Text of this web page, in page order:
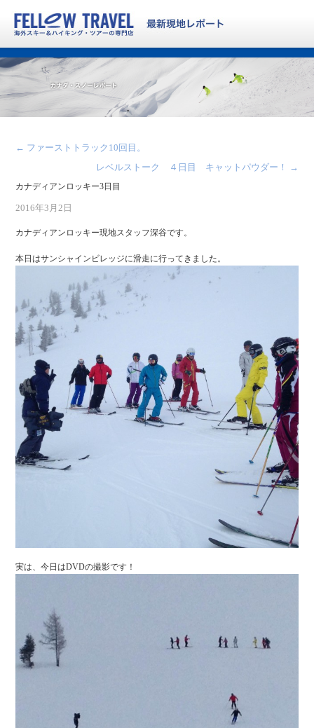
← ファーストトラック10回目。
レベルストーク ４日目 キャットパウダー！
→
カナディアンロッキー3日目
2016年3月2日
カナディアンロッキー現地スタッフ深谷です。
本日はサンシャインビレッジに滑走に行ってきました。
実は、今日はDVDの撮影です！